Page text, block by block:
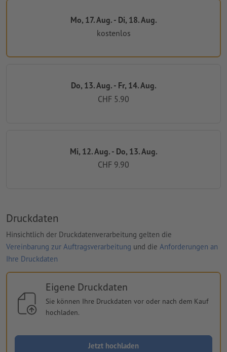
Mo, 17. Aug. - Di, 18. Aug.
kostenlos
Do, 13. Aug. - Fr, 14. Aug.
CHF 5.90
Mi, 12. Aug. - Do, 13. Aug.
CHF 9.90
Druckdaten
Hinsichtlich der Druckdatenverarbeitung gelten die
Vereinbarung zur Auftragsverarbeitung und die Anforderungen an
Ihre Druckdaten
Eigene Druckdaten
Sie können Ihre Druckdaten vor oder nach dem Kauf
hochladen.
Jetzt hochladen